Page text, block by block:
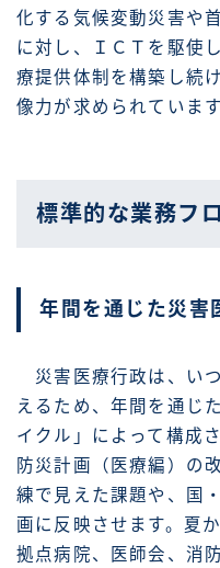
化する気候変動災害や
に対し、ＩＣＴを駆使
療提供体制を構築し続
像力が求められています
標準的な業務フ
年間を通じた災害
災害医療行政は、い
えるため、年間を通じ
イクル」によって構成
防災計画（医療編）の
練で見えた課題や、国
画に反映させます。夏
拠点病院、医師会、消